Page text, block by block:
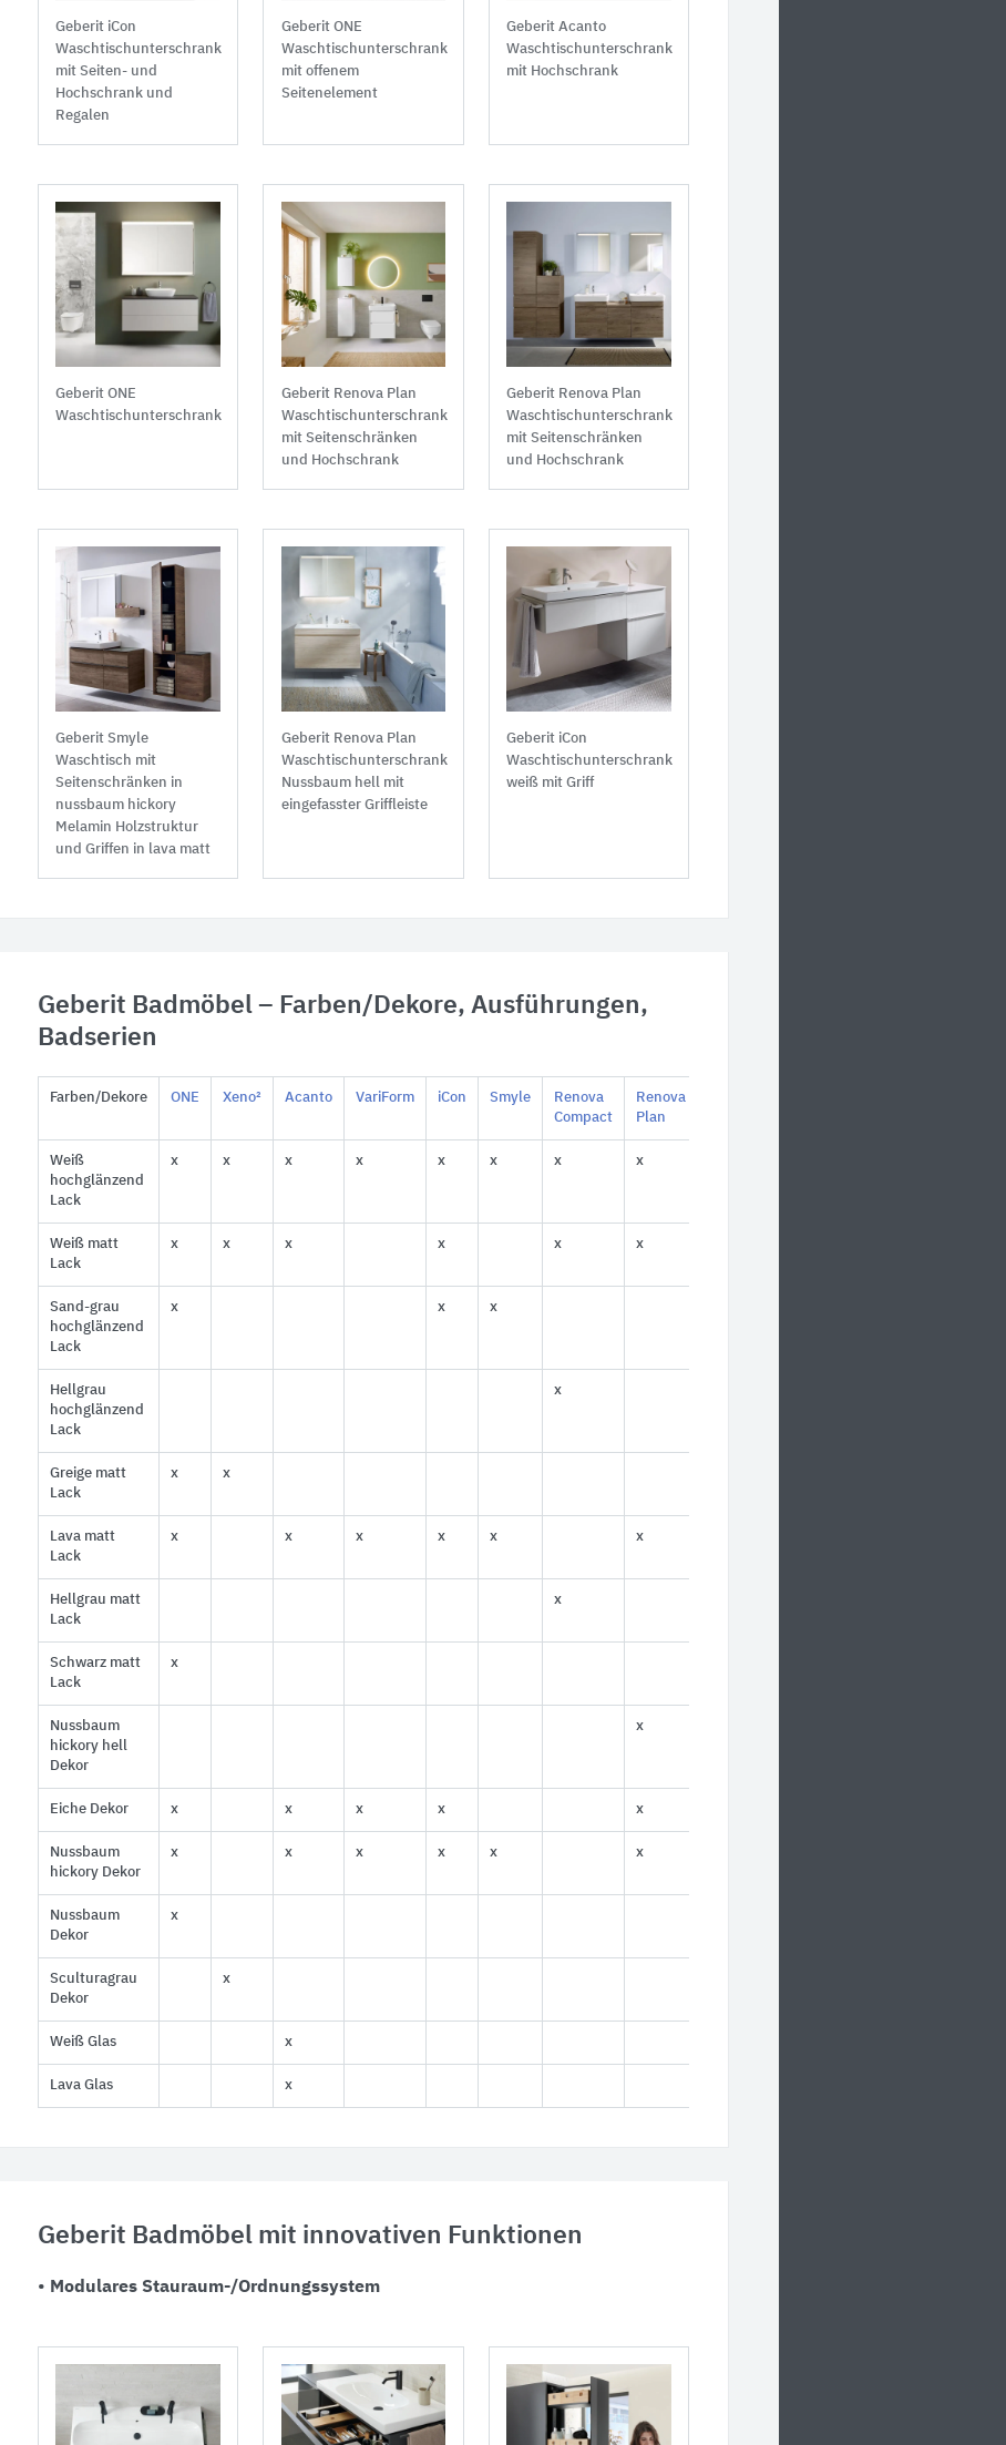
Geberit iCon
Waschtischunterschrank
mit Seiten- und
Hochschrank und
Regalen
Geberit ONE
Waschtischunterschrank
mit offenem
Seitenelement
Geberit Acanto
Waschtischunterschrank
mit Hochschrank
Geberit ONE
Waschtischunterschrank
Geberit Renova Plan
Waschtischunterschrank
mit Seitenschränken
und Hochschrank
Geberit Renova Plan
Waschtischunterschrank
mit Seitenschränken
und Hochschrank
Geberit Smyle
Waschtisch mit
Seitenschränken in
nussbaum hickory
Melamin Holzstruktur
und Griffen in lava matt
Geberit Renova Plan
Waschtischunterschrank
Nussbaum hell mit
eingefasster Griffleiste
Geberit iCon
Waschtischunterschrank
weiß mit Griff
Geberit Badmöbel – Farben/Dekore, Ausführungen,
Badserien
Farben/Dekore ONE Xeno² Acanto VariForm iCon Smyle
Renova
Compact
Renova
Plan
Weiß
hochglänzend
Lack
x x x x x x x x
Weiß matt
Lack
x x x x x x
Sand-grau
hochglänzend
Lack
x x x
Hellgrau
hochglänzend
Lack
x
Greige matt
Lack
x x
Lava matt
Lack
x x x x x x
Hellgrau matt
Lack
x
Schwarz matt
Lack
x
Nussbaum
hickory hell
Dekor
x
Eiche Dekor x x x x x
Nussbaum
hickory Dekor
x x x x x x
Nussbaum
Dekor
x
Sculturagrau
Dekor
x
Weiß Glas x
Lava Glas x
Geberit Badmöbel mit innovativen Funktionen
• Modulares Stauraum-/Ordnungssystem